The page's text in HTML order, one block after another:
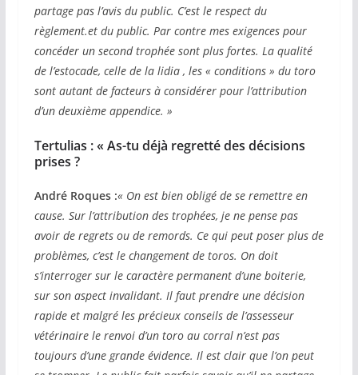
partage pas l’avis du public. C’est le respect du
règlement.et du public. Par contre mes exigences pour
concéder un second trophée sont plus fortes. La qualité
de l’estocade, celle de la lidia , les « conditions » du toro
sont autant de facteurs à considérer pour l’attribution
d’un deuxième appendice. »
Tertulias : « As-tu déjà regretté des décisions
prises ?
André Roques :« On est bien obligé de se remettre en
cause. Sur l’attribution des trophées, je ne pense pas
avoir de regrets ou de remords. Ce qui peut poser plus de
problèmes, c’est le changement de toros. On doit
s’interroger sur le caractère permanent d’une boiterie,
sur son aspect invalidant. Il faut prendre une décision
rapide et malgré les précieux conseils de l’assesseur
vétérinaire le renvoi d’un toro au corral n’est pas
toujours d’une grande évidence. Il est clair que l’on peut